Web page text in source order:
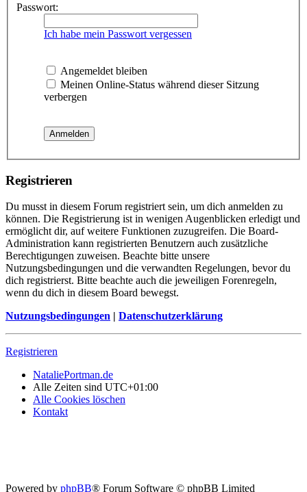
Passwort:
Ich habe mein Passwort vergessen
Angemeldet bleiben
Meinen Online-Status während dieser Sitzung
verbergen
Registrieren
Du musst in diesem Forum registriert sein, um dich anmelden zu
können. Die Registrierung ist in wenigen Augenblicken erledigt und
ermöglicht dir, auf weitere Funktionen zuzugreifen. Die Board-
Administration kann registrierten Benutzern auch zusätzliche
Berechtigungen zuweisen. Beachte bitte unsere
Nutzungsbedingungen und die verwandten Regelungen, bevor du
dich registrierst. Bitte beachte auch die jeweiligen Forenregeln,
wenn du dich in diesem Board bewegst.
Nutzungsbedingungen | Datenschutzerklärung
Registrieren
NataliePortman.de
Alle Zeiten sind UTC+01:00
Alle Cookies löschen
Kontakt
Powered by phpBB® Forum Software © phpBB Limited